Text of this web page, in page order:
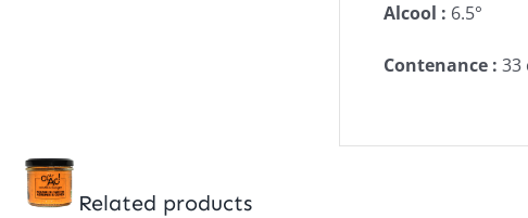
Alcool : 6.5°
Contenance : 33
Related products